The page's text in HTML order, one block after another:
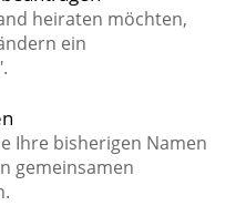
heiraten möchten,
ein
Ihre bisherigen Namen
gemeinsamen